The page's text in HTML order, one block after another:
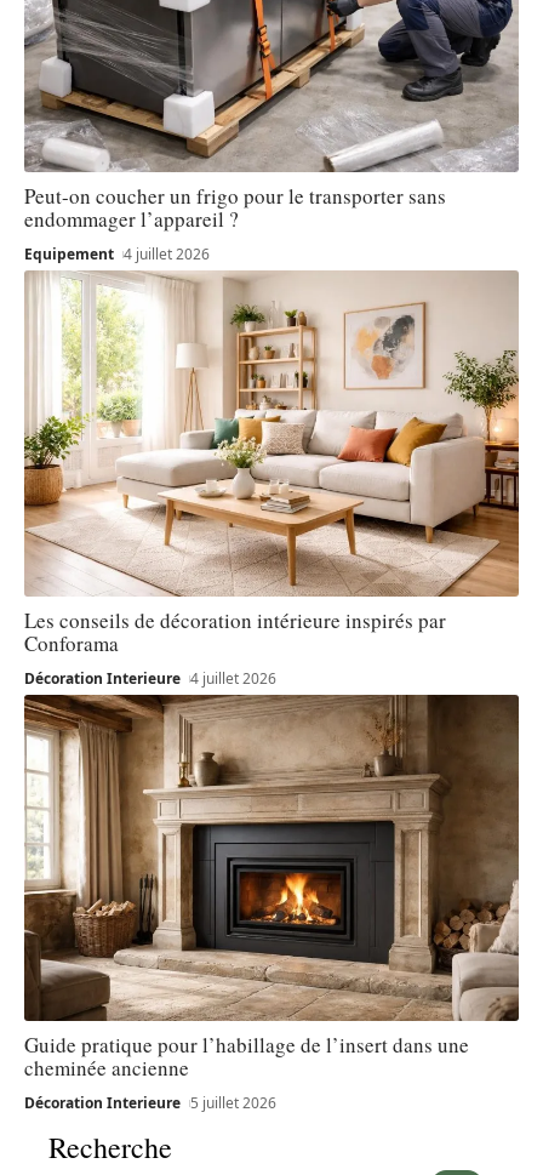
Peut-on coucher un frigo pour le transporter sans
endommager l’appareil ?
Equipement 4 juillet 2026
Les conseils de décoration intérieure inspirés par
Conforama
Décoration Interieure 4 juillet 2026
Guide pratique pour l’habillage de l’insert dans une
cheminée ancienne
Décoration Interieure 5 juillet 2026
Recherche